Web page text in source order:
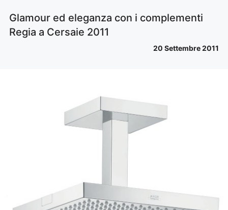
Glamour ed eleganza con i complementi
Regia a Cersaie 2011
20 Settembre 2011